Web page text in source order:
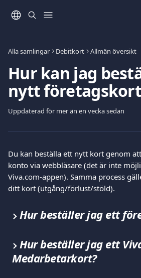
Alla samlingar Debitkort Allmän översikt
Hur kan jag
nytt företagskort
Uppdaterad för mer än en vecka sedan
Du kan beställa ett nytt kort genom
konto via webbläsare (det är inte
Viva.com-appen). Samma process
ditt kort (utgång/förlust/stöld).
Hur beställer jag ett
Hur beställer jag ett
Medarbetarkort?